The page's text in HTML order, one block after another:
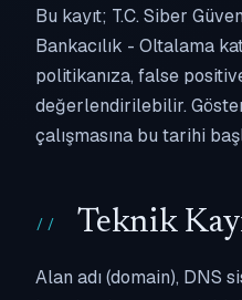
Bu kayıt; T.C. Siber
Bankacılık - Oltalama
politikanıza, false
değerlendirilebilir.
çalışmasına bu tarihi
Teknik
Alan adı (domain), DNS